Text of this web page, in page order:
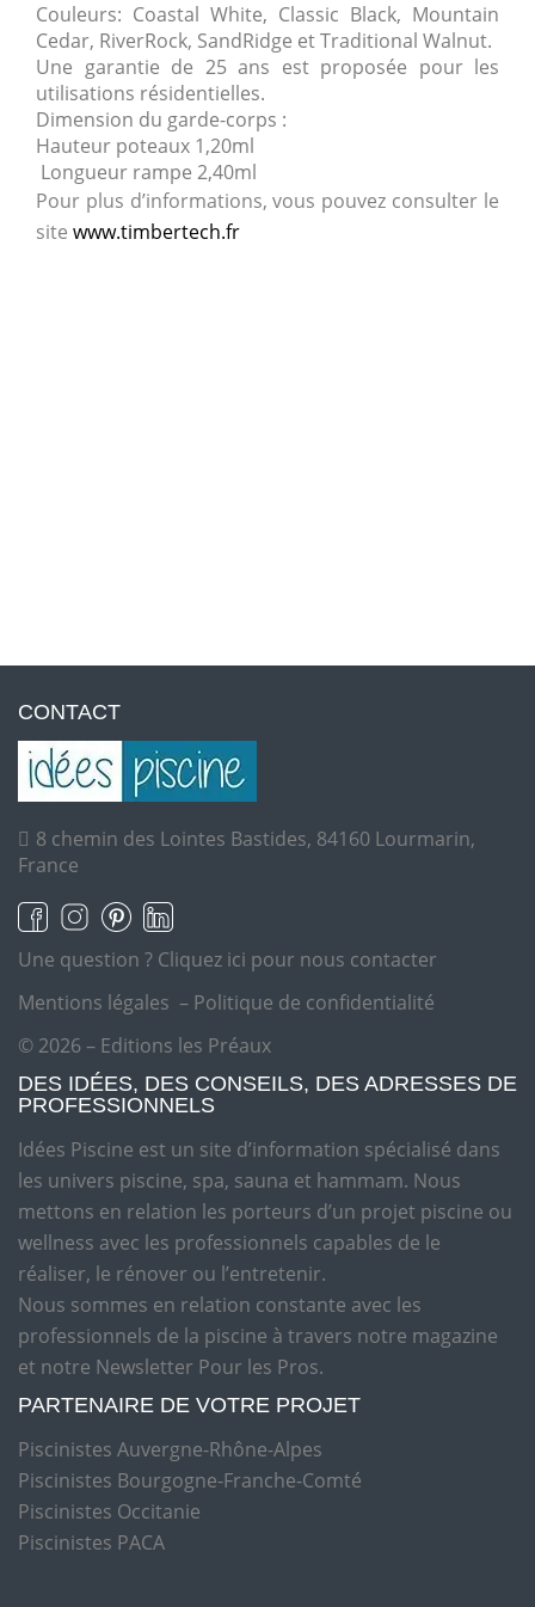
Couleurs: Coastal White, Classic Black, Mountain
Cedar, RiverRock, SandRidge et Traditional Walnut.
Une garantie de 25 ans est proposée pour les
utilisations résidentielles.
Dimension du garde-corps :
Hauteur poteaux 1,20ml
Longueur rampe 2,40ml
Pour plus d’informations, vous pouvez consulter le
site www.timbertech.fr
CONTACT
8 chemin des Lointes Bastides, 84160 Lourmarin,
France
Une question ? Cliquez ici pour nous contacter
Mentions légales – Politique de confidentialité
© 2026 – Editions les Préaux
DES IDÉES, DES CONSEILS, DES ADRESSES DE
PROFESSIONNELS
Idées Piscine est un site d’information spécialisé dans
les univers piscine, spa, sauna et hammam. Nous
mettons en relation les porteurs d’un projet piscine ou
wellness avec les professionnels capables de le
réaliser, le rénover ou l’entretenir.
Nous sommes en relation constante avec les
professionnels de la piscine à travers notre magazine
et notre Newsletter Pour les Pros.
PARTENAIRE DE VOTRE PROJET
Piscinistes Auvergne-Rhône-Alpes
Piscinistes Bourgogne-Franche-Comté
Piscinistes Occitanie
Piscinistes PACA